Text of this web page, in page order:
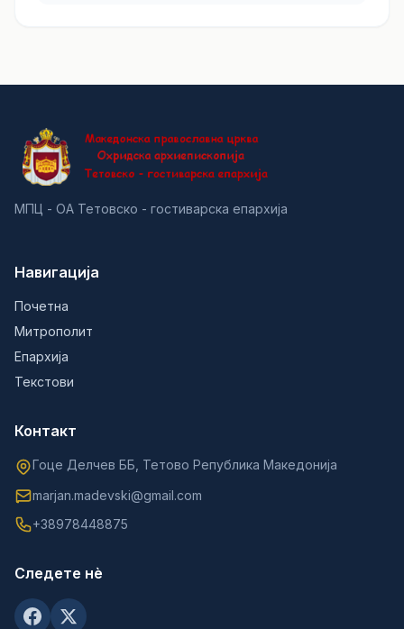
МПЦ - ОА Тетовско - гостиварска епархија
Навигација
Почетна
Митрополит
Епархија
Текстови
Контакт
Гоце Делчев ББ, Тетово Република Македонија
marjan.madevski@gmail.com
+38978448875
Следете нè